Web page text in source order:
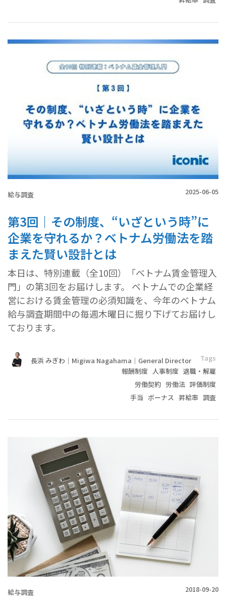
給与調査 2025-06-05
第3回｜その制度、“いざという時”に
企業を守れるか？ベトナム労働法を踏
まえた賢い設計とは
本日は、特別連載（全10回）「ベトナム賃金管理入
門」の第3回をお届けします。 ベトナムでの企業経
営における賃金管理の必須知識を、今年のベトナム
給与調査期間中の毎週木曜日に掘り下げてお届けし
ております。
長浜 みぎわ｜Migiwa Nagahama｜General Director
Tags
報酬制度 人事制度 退職・解雇
労働契約 労働法 評価制度
手当 ボーナス 昇給率 調査
給与調査 2018-09-20